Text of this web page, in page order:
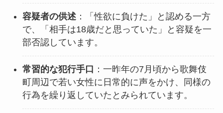
容疑者の供述：「性欲に負けた」と認める一方
で、「相手は18歳だと思っていた」と容疑を一
部否認しています。
常習的な犯行手口 ：一昨年の7月頃から歌舞伎
町周辺で若い女性に日常的に声をかけ、同様の
行為を繰り返していたとみられています。